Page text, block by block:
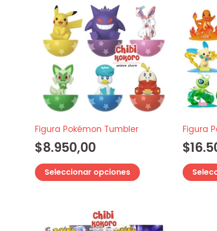
Figura Pokémon Tumbler
$8.950,00
Seleccionar opciones
Este
producto
tiene
múltiples
variantes.
Las
opciones
se
pueden
página
Figura
$
producto